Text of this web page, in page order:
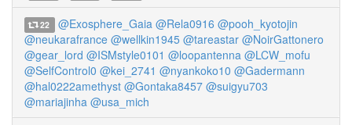
22 @Exosphere_Gaia @Rela0916 @pooh_kyotojin
@neukarafrance @wellkin1945 @tareastar @NoirGattonero
@gear_lord @ISMstyle0101 @loopantenna @LCW_mofu
@SelfControl0 @kei_2741 @nyankoko10 @Gadermann
@hal0222amethyst @Gontaka8457 @suigyu703
@mariajinha @usa_mich